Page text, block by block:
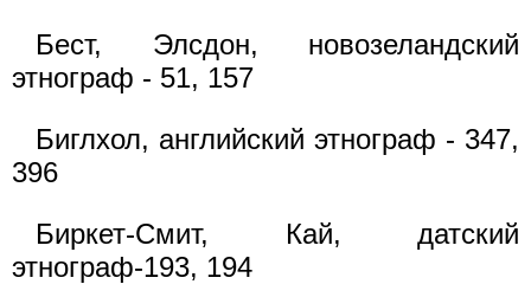
Бест, Элсдон, новозеландский
этнограф - 51, 157
Биглхол, английский этнограф - 347,
396
Биркет-Смит, Кай, датский
этнограф-193, 194